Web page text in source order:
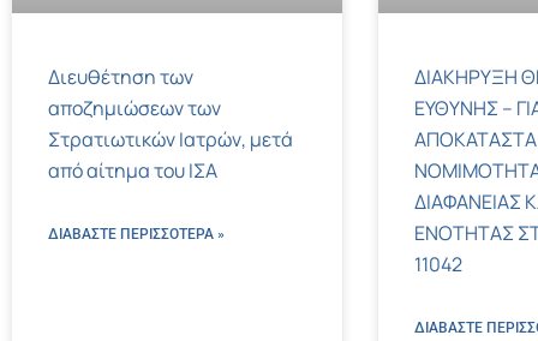
Διευθέτηση των
αποζημιώσεων των
Στρατιωτικών Ιατρών, μετά
από αίτημα του ΙΣΑ
ΔΙΑΒΑΣΤΕ ΠΕΡΙΣΣΌΤΕΡΑ »
ΔΙΑΚΗΡΥΞΗ
ΕΥΘΥΝΗΣ –
ΔΙΑΦΑΝΕΙΑΣ
ΕΝΟΤΗΤΑΣ
11042
ΔΙΑΒΑΣΤΕ